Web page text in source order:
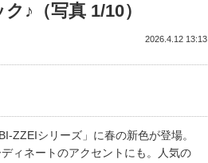
♪（写真 1/10）
2026.4.12 13:13
ZZEIシリーズ」に春の新色が登場。
ィネートのアクセントにも。人気の